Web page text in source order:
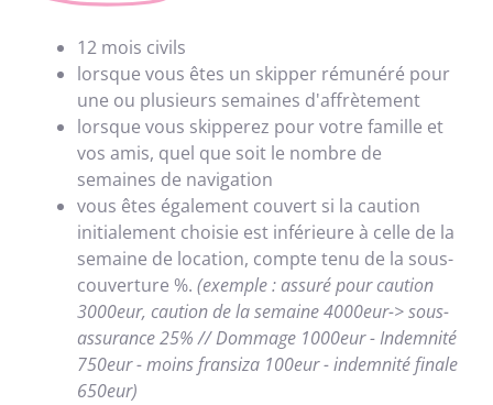
12 mois civils
lorsque vous êtes un skipper rémunéré pour
une ou plusieurs semaines d'affrètement
lorsque vous skipperez pour votre famille et
vos amis, quel que soit le nombre de
semaines de navigation
vous êtes également couvert si la caution
initialement choisie est inférieure à celle de la
semaine de location, compte tenu de la sous-
couverture %. (exemple : assuré pour caution
3000eur, caution de la semaine 4000eur-> sous-
assurance 25% // Dommage 1000eur - Indemnité
750eur - moins fransiza 100eur - indemnité finale
650eur)